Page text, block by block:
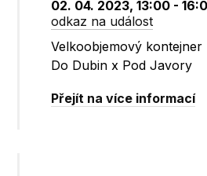
02. 04. 2023, 13:00 -
odkaz na událost
Velkoobjemový
Do Dubin x Pod Javory
Přejít na více informací